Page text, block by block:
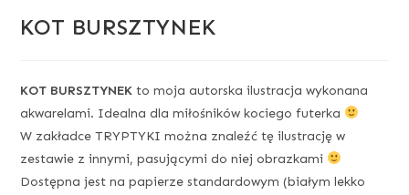
KOT BURSZTYNEK
KOT BURSZTYNEK to moja autorska ilustracja wykonana
akwarelami. Idealna dla miłośników kociego futerka
W zakładce TRYPTYKI można znaleźć tę ilustrację w
zestawie z innymi, pasującymi do niej obrazkami
Dostępna jest na papierze standardowym (białym lekko